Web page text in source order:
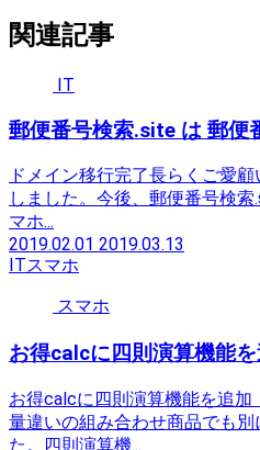
関連記事
IT
郵便番号検索.site は 郵便
ドメイン移行完了長らくご愛
しました。今後、郵便番号検
マホ...
2019.02.01 2019.03.13
ITスマホ
スマホ
お得calcに四則演算機能
お得calcに四則演算機能を追
量違いの組み合わせ商品でも
た。四則演算機...